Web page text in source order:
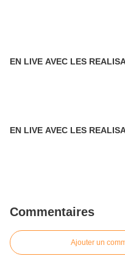
EN LIVE AVEC LES
EN LIVE AVEC LES
Commentaires
Ajouter un